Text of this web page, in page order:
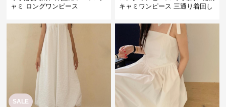
ャミ ロングワンピース
キャミワンピース 三通り着回し
SALE